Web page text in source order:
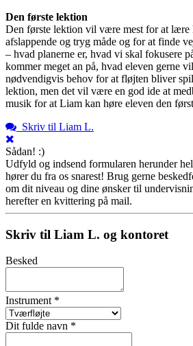
Den første lektion
Den første lektion vil være mest for at lære
afslappende og tryg måde og for at finde
– hvad planerne er, hvad vi skal fokusere
kommer meget an på, hvad eleven gerne
nødvendigvis behov for at fløjten bliver
lektion, men det vil være en god ide at
musik for at Liam kan høre eleven den
Skriv til Liam L.
Sådan! :)
Udfyld og indsend formularen herunder
hører du fra os snarest! Brug gerne
om dit niveau og dine ønsker til
herefter en kvittering på mail.
Skriv til Liam L. og kontoret
Besked
Instrument *
Dit fulde navn *